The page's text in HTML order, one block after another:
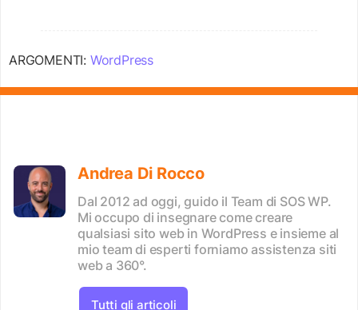
ARGOMENTI: WordPress
Andrea Di Rocco
Dal 2012 ad oggi, guido il Team di SOS WP.
Mi occupo di insegnare come creare
qualsiasi sito web in WordPress e insieme al
mio team di esperti forniamo assistenza siti
web a 360°.
Tutti gli articoli